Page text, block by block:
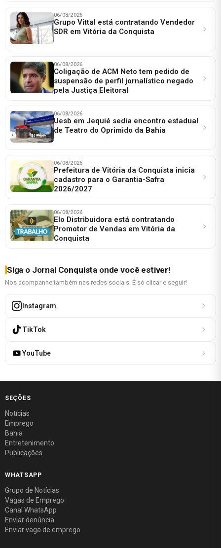
06/08/2026
Grupo Vittal está contratando Vendedor
SDR em Vitória da Conquista
06/08/2026
Coligação de ACM Neto tem pedido de
suspensão de perfil jornalístico negado
pela Justiça Eleitoral
06/08/2026
Uesb em Jequié sedia encontro estadual
de Teatro do Oprimido da Bahia
06/08/2026
Prefeitura de Vitória da Conquista inicia
cadastro para o Garantia-Safra
2026/2027
06/08/2026
Elo Distribuidora está contratando
Promotor de Vendas em Vitória da
Conquista
Siga o Jornal Conquista onde você estiver!
Nos acompanhe também nas redes sociais. É só clicar e seguir!
Instagram
TikTok
YouTube
SEÇÕES
Notícias
Emprego
Bahia
Entretenimento
Publicações
WHATSAPP
Grupo de Notícias
Vagas de Emprego
Canal WhatsApp
Enviar denúncia
Enviar vaga de emprego